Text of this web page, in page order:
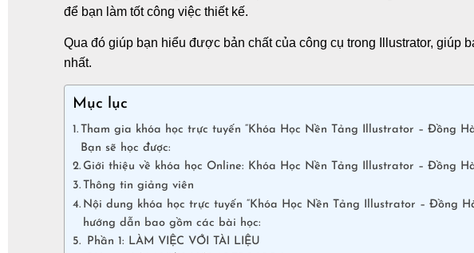
để bạn làm tốt công việc thiết kế.
Qua đó giúp bạn hiểu được bản chất của công cụ trong Illustrator, giúp
nhất.
Mục lục
Tham gia khóa học trực tuyến “Khóa Học Nền Tảng Illustrator – Đồng
Bạn sẽ học được:
Giới thiệu về khóa học Online: Khóa Học Nền Tảng Illustrator – Đồng
Thông tin giảng viên
Nội dung khóa học trực tuyến “Khóa Học Nền Tảng Illustrator – Đồng
hướng dẫn bao gồm các bài học:
Phần 1: LÀM VIỆC VỚI TÀI LIỆU